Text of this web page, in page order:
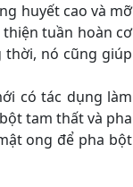
huyết cao và mỡ
thiện tuần hoàn cơ
thời, nó cũng giúp
có tác dụng làm
tam thất và pha
ong để pha bột